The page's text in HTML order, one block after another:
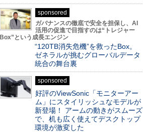
sponsored
ガバナンスの徹底で安全を担保し、AI
活用の促進で目指すのは“トレジャー
Box”という成長エンジン
“120TB消失危機”を救ったBox。
ゼネラルが挑むグローバルデータ
統合の舞台裏
sponsored
好評のViewSonic「モニターアー
ム」にスタイリッシュなモデルが
新登場！ アームの動きがスムーズ
で、机も広く使えてデスクトップ
環境が激変した